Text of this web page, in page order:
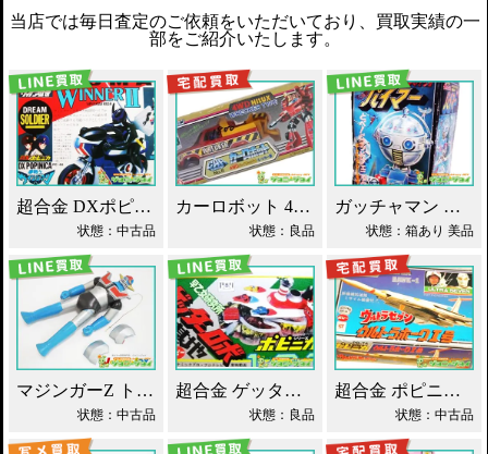
当店では毎日査定のご依頼をいただいており、買取実績の一
部をご紹介いたします。
超合金 DXポピニカ ウィナア2世 夢戦士ウイングマン PC-46 買取！
状態：中古品
カーロボット 4WD・レッカー車 ダイアクロン買取！
状態：良品
ガッチャマン パイマー DXジャンボマシンダー買取！
状態：箱あり 美品
マジンガーZ トーキング ソフビ マスダヤ買取！
状態：中古品
超合金 ゲッターロボ基地 早乙女研究所 買取！
状態：良品
超合金 ポピニカ ウルトラセブン ウルトラホーク1号 買取！
状態：中古品